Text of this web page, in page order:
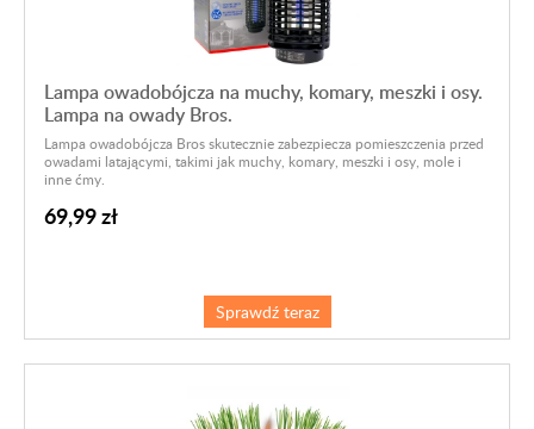
Lampa owadobójcza na muchy, komary, meszki i osy.
Lampa na owady Bros.
Lampa owadobójcza Bros skutecznie zabezpiecza pomieszczenia przed
owadami latającymi, takimi jak muchy, komary, meszki i osy, mole i
inne ćmy.
69,99 zł
Sprawdź teraz